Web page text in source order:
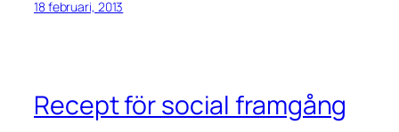
18 februari, 2013
Recept för social framgång